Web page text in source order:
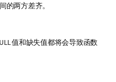
的两方差齐。
值和缺失值都将会导致函数